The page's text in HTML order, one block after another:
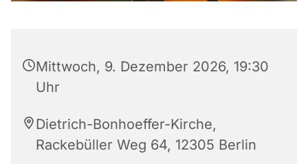
Mittwoch, 9. Dezember 2026, 19:30
Uhr
Dietrich-Bonhoeffer-Kirche,
Rackebüller Weg 64, 12305 Berlin